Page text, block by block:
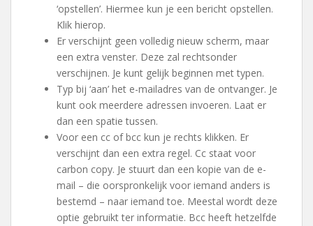
‘opstellen’. Hiermee kun je een bericht opstellen.
Klik hierop.
Er verschijnt geen volledig nieuw scherm, maar
een extra venster. Deze zal rechtsonder
verschijnen. Je kunt gelijk beginnen met typen.
Typ bij ‘aan’ het e-mailadres van de ontvanger. Je
kunt ook meerdere adressen invoeren. Laat er
dan een spatie tussen.
Voor een cc of bcc kun je rechts klikken. Er
verschijnt dan een extra regel. Cc staat voor
carbon copy. Je stuurt dan een kopie van de e-
mail – die oorspronkelijk voor iemand anders is
bestemd – naar iemand toe. Meestal wordt deze
optie gebruikt ter informatie. Bcc heeft hetzelfde